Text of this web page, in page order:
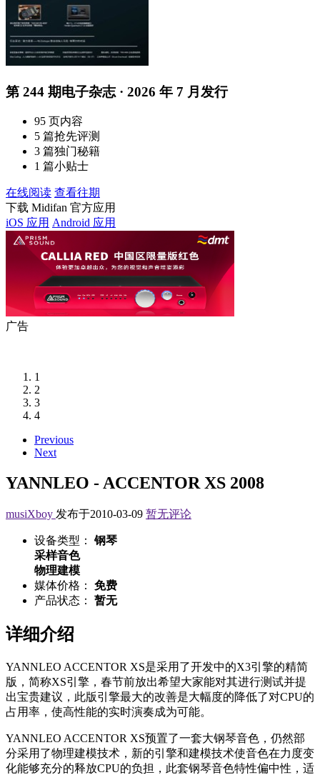
第 244 期电子杂志 · 2026 年 7 月发行
95 页内容
5 篇抢先评测
3 篇独门秘籍
1 篇小贴士
在线阅读 查看往期
下载 Midifan 官方应用
iOS 应用 Android 应用
广告
1
2
3
4
Previous
Next
YANNLEO - ACCENTOR XS 2008
musiXboy 发布于2010-03-09 暂无评论
设备类型：
钢琴
采样音色
物理建模
媒体价格：
免费
产品状态：
暂无
详细介绍
YANNLEO ACCENTOR XS是采用了开发中的X3引擎的精简
版，简称XS引擎，春节前放出希望大家能对其进行测试并提
出宝贵建议，此版引擎最大的改善是大幅度的降低了对CPU的
占用率，使高性能的实时演奏成为可能。
YANNLEO ACCENTOR XS预置了一套大钢琴音色，仍然部
分采用了物理建模技术，新的引擎和建模技术使音色在力度变
化能够充分的释放CPU的负担，此套钢琴音色特性偏中性，适